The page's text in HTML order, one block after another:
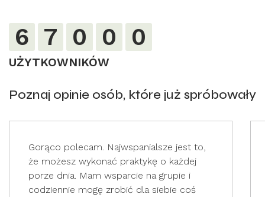
6 7 0 0 0
UŻYTKOWNIKÓW
Poznaj opinie osób, które już spróbowały
Gorąco polecam. Najwspanialsze jest to,
że możesz wykonać praktykę o każdej
porze dnia. Mam wsparcie na grupie i
codziennie mogę zrobić dla siebie coś